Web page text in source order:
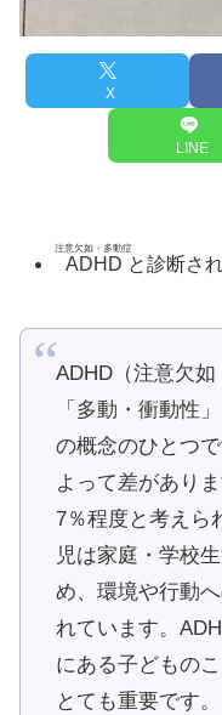
X
LINE
ADHD
注意欠如・多動症
と診断さ
ADHD（注意欠
「多動・衝動性
の概念のひとつ
よって差があり
7％程度と考えら
児は家庭・学校
め、環境や行動
れています。
にある子どもの
とても重要です。